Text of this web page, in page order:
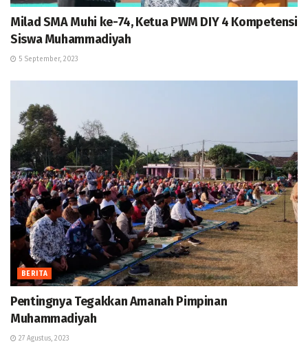
Milad SMA Muhi ke-74, Ketua PWM DIY 4 Kompetensi
Siswa Muhammadiyah
5 September, 2023
BERITA
Pentingnya Tegakkan Amanah Pimpinan
Muhammadiyah
27 Agustus, 2023